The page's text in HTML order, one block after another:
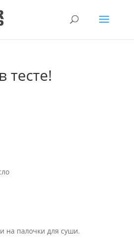
тесте!
на палочки для суши.